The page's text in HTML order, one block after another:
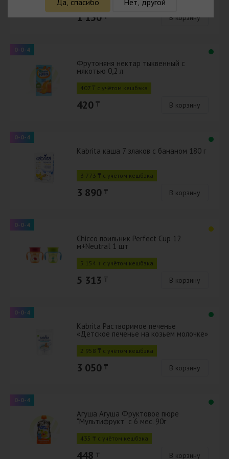
1 150 ₸ В корзину
0-0-4
Фрутоняня нектар тыквенный с
мякотью 0,2 л
407 ₸ с учётом кешбэка
420 ₸ В корзину
0-0-4
Kabrita каша 7 злаков с бананом 180 г
3 773 ₸ с учётом кешбэка
3 890 ₸ В корзину
0-0-4
Chicco поильник Perfect Cup 12
м+Neutral 1 шт
5 154 ₸ с учётом кешбэка
5 313 ₸ В корзину
0-0-4
Kabrita Растворимое печенье
«Детское печенье на козьем молочке»
2 958 ₸ с учётом кешбэка
3 050 ₸ В корзину
0-0-4
Агуша Агуша Фруктовое пюре
"Мультифрукт" с 6 мес. 90г
435 ₸ с учётом кешбэка
448 ₸ В корзину
Да, спасибо Нет, другой